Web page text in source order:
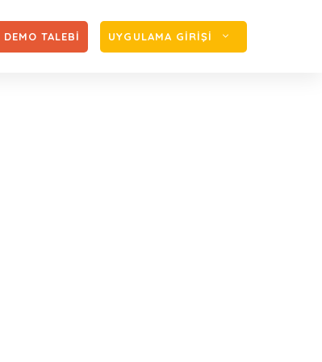
DEMO TALEBİ UYGULAMA GİRİŞİ